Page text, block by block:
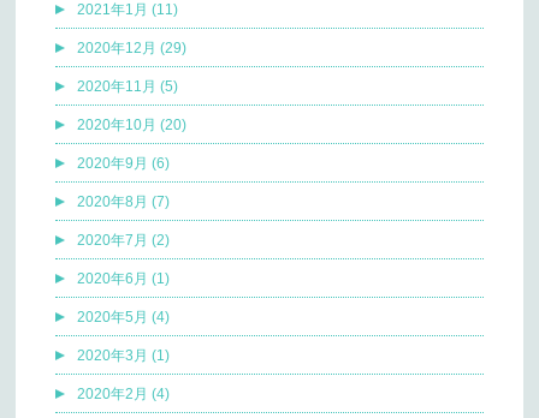
2021年1月 (11)
2020年12月 (29)
2020年11月 (5)
2020年10月 (20)
2020年9月 (6)
2020年8月 (7)
2020年7月 (2)
2020年6月 (1)
2020年5月 (4)
2020年3月 (1)
2020年2月 (4)